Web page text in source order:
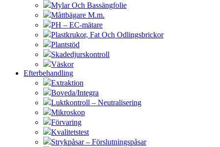
Mylar Och Bassängfolie
Måttbägare M.m.
PH – EC-mätare
Plastkrukor, Fat Och Odlingsbrickor
Plantstöd
Skadedjurskontroll
Väskor
Efterbehandling
Extraktion
Boveda/Integra
Luktkontroll – Neutralisering
Mikroskop
Förvaring
Kvalitetstest
Strykpåsar – Förslutningspåsar